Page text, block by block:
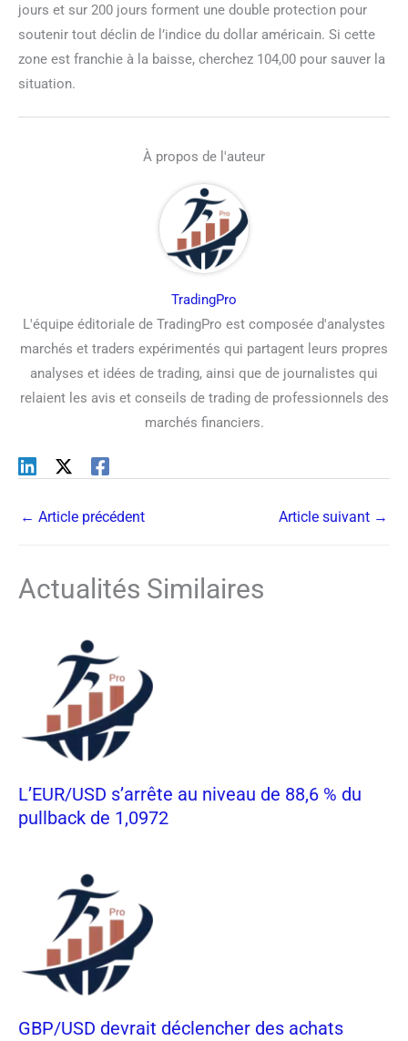
jours et sur 200 jours forment une double protection pour
soutenir tout déclin de l’indice du dollar américain. Si cette
zone est franchie à la baisse, cherchez 104,00 pour sauver la
situation.
À propos de l'auteur
TradingPro
L'équipe éditoriale de TradingPro est composée d'analystes
marchés et traders expérimentés qui partagent leurs propres
analyses et idées de trading, ainsi que de journalistes qui
relaient les avis et conseils de trading de professionnels des
marchés financiers.
← Article précédent Article suivant →
Actualités Similaires
L’EUR/USD s’arrête au niveau de 88,6 % du
pullback de 1,0972
GBP/USD devrait déclencher des achats